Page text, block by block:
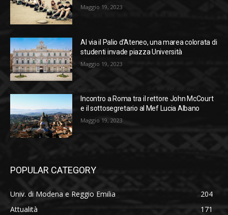
Maggio 19, 2023
Al via il Palio d’Ateneo, una marea colorata di
studenti invade piazza Università
Maggio 19, 2023
Incontro a Roma tra il rettore John McCourt
e il sottosegretario al Mef Lucia Albano
Maggio 19, 2023
POPULAR CATEGORY
Univ. di Modena e Reggio Emilia
204
Attualità
171